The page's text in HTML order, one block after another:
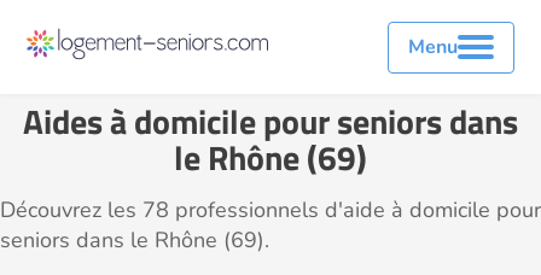
Menu
Aides à domicile pour seniors dans
le Rhône (69)
Découvrez les 78 professionnels d'aide à domicile pour
seniors dans le Rhône (69).